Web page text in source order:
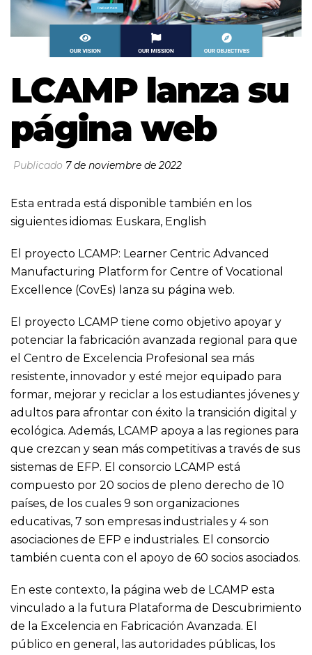
LCAMP lanza su
página web
Publicado 7 de noviembre de 2022
Esta entrada está disponible también en los
siguientes idiomas: Euskara, English
El proyecto LCAMP: Learner Centric Advanced
Manufacturing Platform for Centre of Vocational
Excellence (CovEs) lanza su página web.
El proyecto LCAMP tiene como objetivo apoyar y
potenciar la fabricación avanzada regional para que
el Centro de Excelencia Profesional sea más
resistente, innovador y esté mejor equipado para
formar, mejorar y reciclar a los estudiantes jóvenes y
adultos para afrontar con éxito la transición digital y
ecológica. Además, LCAMP apoya a las regiones para
que crezcan y sean más competitivas a través de sus
sistemas de EFP. El consorcio LCAMP está
compuesto por 20 socios de pleno derecho de 10
países, de los cuales 9 son organizaciones
educativas, 7 son empresas industriales y 4 son
asociaciones de EFP e industriales. El consorcio
también cuenta con el apoyo de 60 socios asociados.
En este contexto, la página web de LCAMP esta
vinculado a la futura Plataforma de Descubrimiento
de la Excelencia en Fabricación Avanzada. El
público en general, las autoridades públicas, los